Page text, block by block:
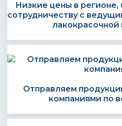
Низкие цены в
сотрудничеству с
лакокрасочной
Отправляем
компаниями по